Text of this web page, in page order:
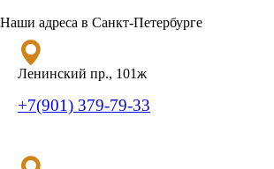
Наши адреса в Санкт-Петербурге
Ленинский пр., 101ж
+7(901) 379-79-33